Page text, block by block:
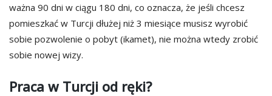
ważna 90 dni w ciągu 180 dni, co oznacza, że jeśli chcesz
pomieszkać w Turcji dłużej niż 3 miesiące musisz wyrobić
sobie pozwolenie o pobyt (ikamet), nie można wtedy zrobić
sobie nowej wizy.
Praca w Turcji od ręki?